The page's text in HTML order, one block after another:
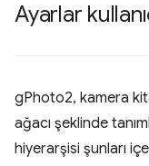
Ayarlar
gPhoto2, kamera
ağacı şeklinde
hiyerarşisi şunları